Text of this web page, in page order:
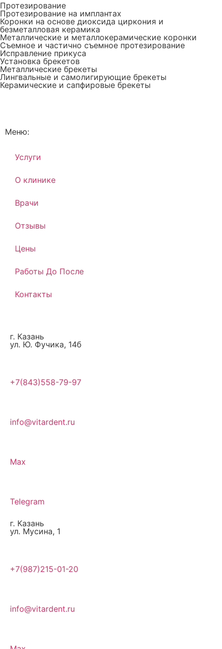
Протезирование
Протезирование на имплантах
Коронки на основе диоксида циркония и
безметалловая керамика
Металлические и металлокерамические коронки
Съемное и частично съемное протезирование
Исправление прикуса
Установка брекетов
Металлические брекеты
Лингвальные и самолигирующие брекеты
Керамические и сапфировые брекеты
Меню:
Услуги
О клинике
Врачи
Отзывы
Цены
Работы До После
Контакты
г. Казань
ул. Ю. Фучика, 14б
+7(843)558-79-97
info@vitardent.ru
Max
Telegram
г. Казань
ул. Мусина, 1
+7(987)215-01-20
info@vitardent.ru